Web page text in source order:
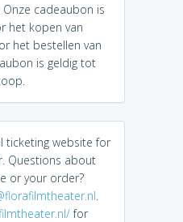
cadeaubon is
het kopen van
het bestellen van
is geldig tot
ticketing website for
Questions about
or your order?
.
for